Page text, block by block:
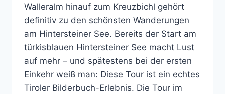
Walleralm hinauf zum Kreuzbichl gehört
definitiv zu den schönsten Wanderungen
am Hintersteiner See. Bereits der Start am
türkisblauen Hintersteiner See macht Lust
auf mehr – und spätestens bei der ersten
Einkehr weiß man: Diese Tour ist ein echtes
Tiroler Bilderbuch-Erlebnis. Die Tour im